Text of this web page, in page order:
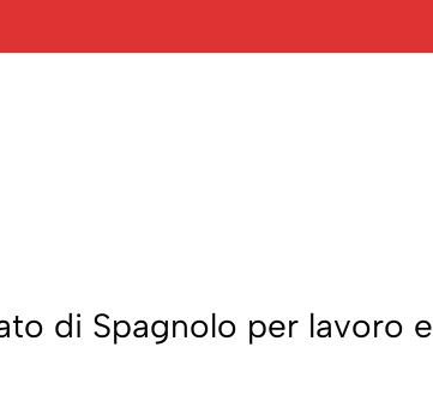
di Spagnolo per lavoro e